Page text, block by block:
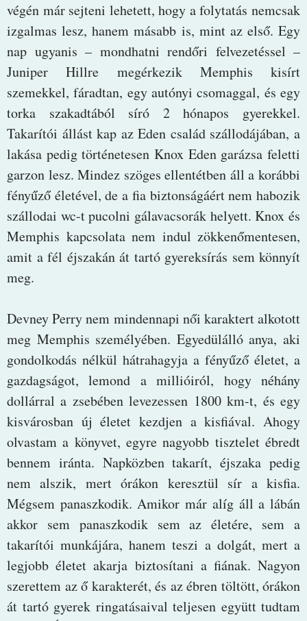
végén már sejteni lehetett, hogy a folytatás nemcsak
izgalmas lesz, hanem másabb is, mint az első. Egy
nap ugyanis – mondhatni rendőri felvezetéssel –
Juniper Hillre megérkezik Memphis kisírt
szemekkel, fáradtan, egy autónyi csomaggal, és egy
torka szakadtából síró 2 hónapos gyerekkel.
Takarítói állást kap az Eden család szállodájában, a
lakása pedig történetesen Knox Eden garázsa feletti
garzon lesz. Mindez szöges ellentétben áll a korábbi
fényűző életével, de a fia biztonságáért nem habozik
szállodai wc-t pucolni gálavacsorák helyett. Knox és
Memphis kapcsolata nem indul zökkenőmentesen,
amit a fél éjszakán át tartó gyereksírás sem könnyít
meg.
Devney Perry nem mindennapi női karaktert alkotott
meg Memphis személyében. Egyedülálló anya, aki
gondolkodás nélkül hátrahagyja a fényűző életet, a
gazdagságot, lemond a millióiról, hogy néhány
dollárral a zsebében levezessen 1800 km-t, és egy
kisvárosban új életet kezdjen a kisfiával. Ahogy
olvastam a könyvet, egyre nagyobb tisztelet ébredt
bennem iránta. Napközben takarít, éjszaka pedig
nem alszik, mert órákon keresztül sír a kisfia.
Mégsem panaszkodik. Amikor már alíg áll a lábán
akkor sem panaszkodik sem az életére, sem a
takarítói munkájára, hanem teszi a dolgát, mert a
legjobb életet akarja biztosítani a fiának. Nagyon
szerettem az ő karakterét, és az ébren töltött, órákon
át tartó gyerek ringatásaival teljesen együtt tudtam